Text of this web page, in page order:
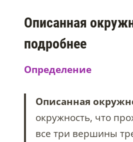
Описанная
подробнее
Определение
Описанная
окружность, что
все три вершины